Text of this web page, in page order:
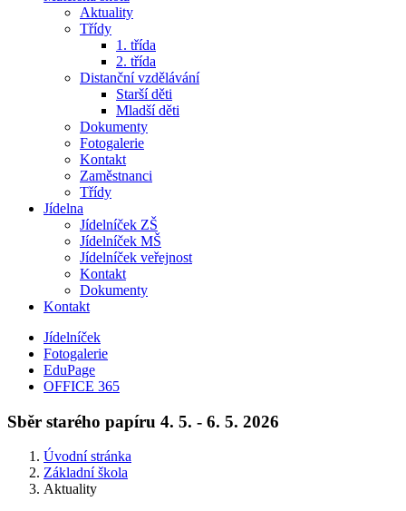
Aktuality
Třídy
1. třída
2. třída
Distanční vzdělávání
Starší děti
Mladší děti
Dokumenty
Fotogalerie
Kontakt
Zaměstnanci
Třídy
Jídelna
Jídelníček ZŠ
Jídelníček MŠ
Jídelníček veřejnost
Kontakt
Dokumenty
Kontakt
Jídelníček
Fotogalerie
EduPage
OFFICE 365
Sběr starého papíru 4. 5. - 6. 5. 2026
Úvodní stránka
Základní škola
Aktuality